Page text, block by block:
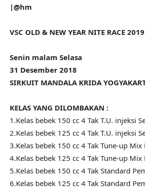
|@hm
VSC OLD & NEW YEAR NITE RACE 2019
Senin malam Selasa
31 Desember 2018
SIRKUIT MANDALA KRIDA
KELAS YANG DILOMBAKAN :
1.Kelas bebek 150 cc 4 Tak T.U. injeksi
2.Kelas bebek 125 cc 4 Tak T.U. injeksi
3.Kelas bebek 150 cc 4 Tak Tune-up
4.Kelas bebek 125 cc 4 Tak Tune-up
5.Kelas bebek 150 cc 4 Tak Standard
6.Kelas bebek 125 cc 4 Tak Standard